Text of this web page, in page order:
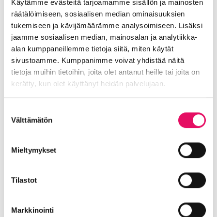
Käytämme evästeitä tarjoamamme sisällön ja mainosten
räätälöimiseen, sosiaalisen median ominaisuuksien
tukemiseen ja kävijämäärämme analysoimiseen. Lisäksi
jaamme sosiaalisen median, mainosalan ja analytiikka-
alan kumppaneillemme tietoja siitä, miten käytät
sivustoamme. Kumppanimme voivat yhdistää näitä
tietoja muihin tietoihin, joita olet antanut heille tai joita on
kerätty, kun olet käyttänyt heidän palvelujaan.
valinta
Välttämätön
Mieltymykset
Tilastot
Markkinointi
somessa
Siirry Uutiset-sivulle
Uutiskategoriat
Blogi Digitalisaatio
Ekosysteemi
Into työpaikkana
Kansainvälistyminen
Liikeidea ja yrityksen perustaminen
Sijoittuminen Seinäjoelle
Toimitilat ja tontit
Yritysrahoitus
Liiketoiminta lentoon -